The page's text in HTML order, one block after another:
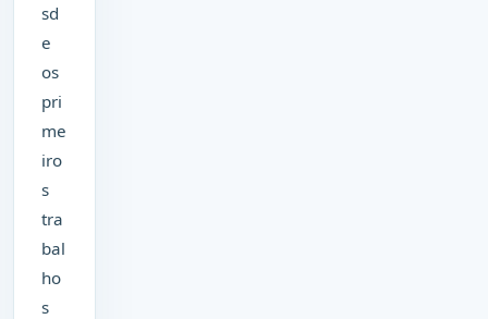
sd
e
os
pri
me
iro
s
tra
bal
ho
s